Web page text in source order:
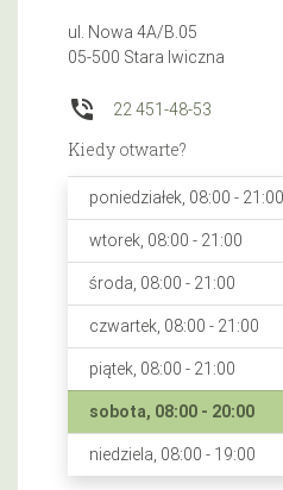
ul. Nowa 4A/B.05
05-500 Stara Iwiczna
phone_in_talk 22 451-48-53
Kiedy otwarte?
poniedziałek, 08:00 - 21:00
wtorek, 08:00 - 21:00
środa, 08:00 - 21:00
czwartek, 08:00 - 21:00
piątek, 08:00 - 21:00
sobota, 08:00 - 20:00
niedziela, 08:00 - 19:00